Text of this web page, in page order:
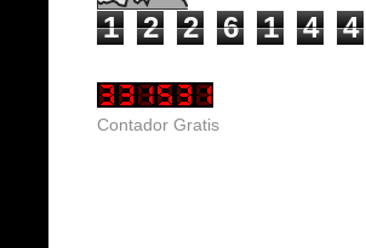
1 2 2 6 1 4 4
Contador Gratis